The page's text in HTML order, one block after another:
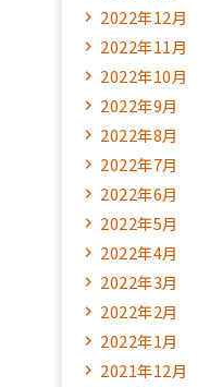
2022年12月
2022年11月
2022年10月
2022年9月
2022年8月
2022年7月
2022年6月
2022年5月
2022年4月
2022年3月
2022年2月
2022年1月
2021年12月